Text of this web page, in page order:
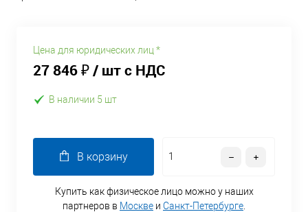
Цена для юридических лиц *
27 846 ₽/ шт с НДС
В наличии 5 шт
В корзину
Купить как физическое лицо можно у наших
партнеров в Москве и Санкт-Петербурге